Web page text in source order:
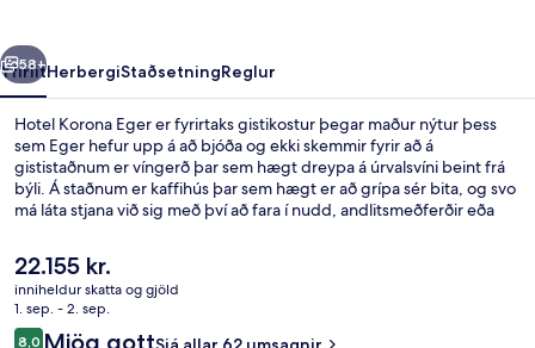
Næsta
58+
YfirlitHerbergiStaðsetningReglur
Hotel Korona Eger er fyrirtaks gistikostur þegar maður nýtur þess
sem Eger hefur upp á að bjóða og ekki skemmir fyrir að á
gististaðnum er víngerð þar sem hægt dreypa á úrvalsvíni beint frá
býli. Á staðnum er kaffihús þar sem hægt er að grípa sér bita, og svo
má láta stjana við sig með því að fara í nudd, andlitsmeðferðir eða
sundlaugarbakkann og gufubað.
Núverandi
verð
er
22.155 kr.
22.155 kr.
inniheldur skatta og gjöld
1. sep. - 2. sep.
Umsagnir
8,0 Mjög gott